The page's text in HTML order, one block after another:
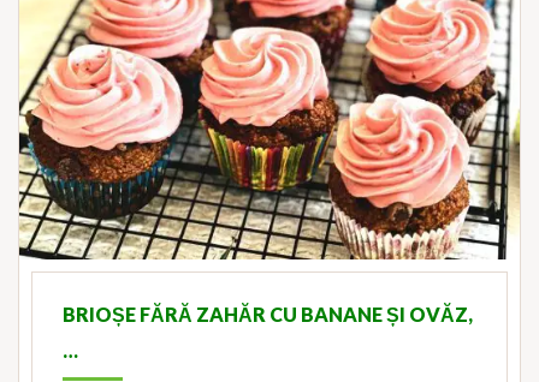
BRIOȘE FĂRĂ ZAHĂR CU BANANE ȘI OVĂZ,
…